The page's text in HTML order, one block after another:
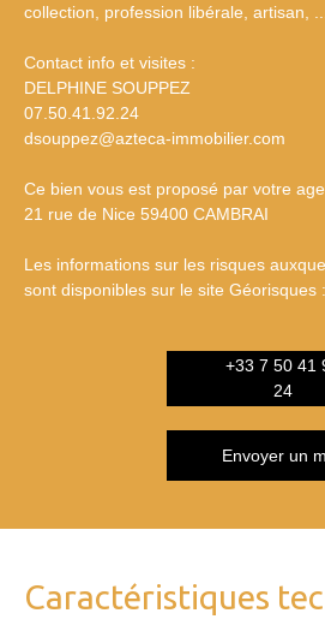
collection, profession libérale, artisan,
Contact info et visites :
DELPHINE SOUPPEZ
07.50.41.92.24
dsouppez@azteca-immobilier.com
Ce bien vous est proposé par votre
21 rue de Nice 59400 CAMBRAI
Les informations sur les risques
sont disponibles sur le site Géorisques
+33 7 50 41
24
Envoyer un
Caractéristiques